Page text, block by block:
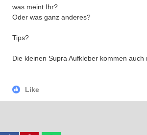
was meint Ihr?
Oder was ganz anderes?
Tips?
Die kleinen Supra Aufkleber kommen auch
Like